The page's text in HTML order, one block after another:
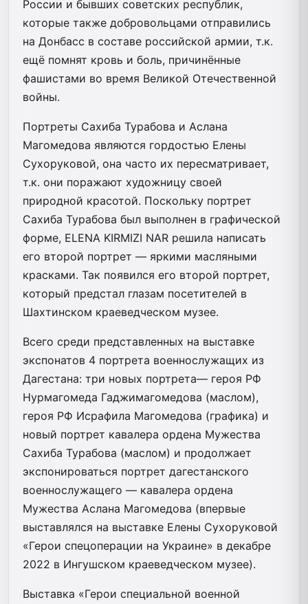
России и бывших советских республик,
которые также добровольцами отправились
на Донбасс в составе российской армии, т.к.
ещё помнят кровь и боль, причинённые
фашистами во время Великой Отечественной
войны.
Портреты Сахиба Турабова и Аслана
Магомедова являются гордостью Елены
Сухоруковой, она часто их пересматривает,
т.к. они поражают художницу своей
природной красотой. Поскольку портрет
Сахиба Турабова был выполнен в графической
форме, ELENA KIRMIZI NAR решила написать
его второй портрет — яркими масляными
красками. Так появился его второй портрет,
который предстал глазам посетителей в
Шахтинском краеведческом музее.
Всего среди представленных на выставке
экспонатов 4 портрета военнослужащих из
Дагестана: три новых портрета— героя РФ
Нурмагомеда Гаджимагомедова (маслом),
героя РФ Исрафила Магомедова (графика) и
новый портрет кавалера ордена Мужества
Сахиба Турабова (маслом) и продолжает
экспонироваться портрет дагестанского
военнослужащего — кавалера ордена
Мужества Аслана Магомедова (впервые
выставлялся на выставке Елены Сухоруковой
«Герои спецоперации на Украине» в декабре
2022 в Ингушском краеведческом музее).
Выставка «Герои специальной военной